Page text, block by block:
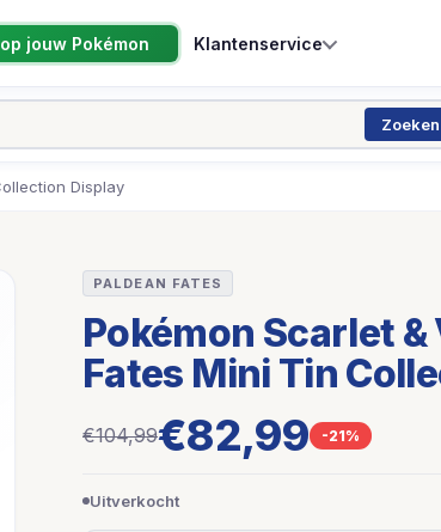
jouw Pokémon Klantenservice
Zoeken
Display
PALDEAN FATES
Pokémon Scarlet
Fates Mini Tin
€104,99€82,99 -21%
Uitverkocht